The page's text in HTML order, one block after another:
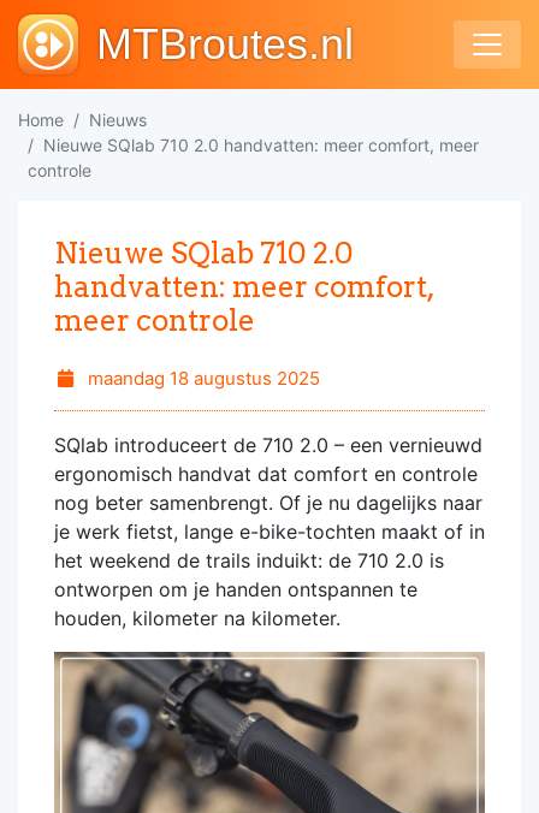
MTBroutes.nl
Home
Nieuws
Nieuwe SQlab 710 2.0 handvatten: meer comfort, meer
controle
Nieuwe SQlab 710 2.0
handvatten: meer comfort,
meer controle
maandag 18 augustus 2025
SQlab introduceert de 710 2.0 – een vernieuwd
ergonomisch handvat dat comfort en controle
nog beter samenbrengt. Of je nu dagelijks naar
je werk fietst, lange e-bike-tochten maakt of in
het weekend de trails induikt: de 710 2.0 is
ontworpen om je handen ontspannen te
houden, kilometer na kilometer.